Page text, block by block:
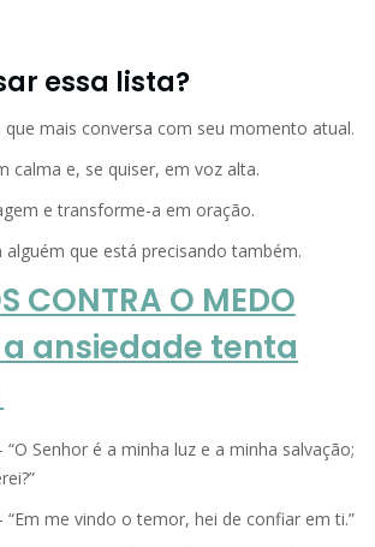
essa lista?
que mais conversa com seu momento atual.
calma e, se quiser, em voz alta.
e transforme-a em oração.
que está precisando também.
CONTRA O MEDO
ansiedade tenta
“O Senhor é a minha luz e a minha salvação;
“Em me vindo o temor, hei de confiar em ti.”